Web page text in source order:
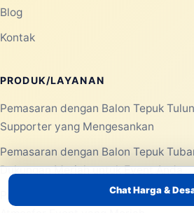
Chat Harga &
Blog
Kontak
PRODUK/LAYANAN
Pemasaran dengan Balon Tepuk
Supporter yang Mengesankan
Pemasaran dengan Balon Tepuk
Dukungan Meriah untuk Event Anda
Pemasaran dengan Balon Tepuk